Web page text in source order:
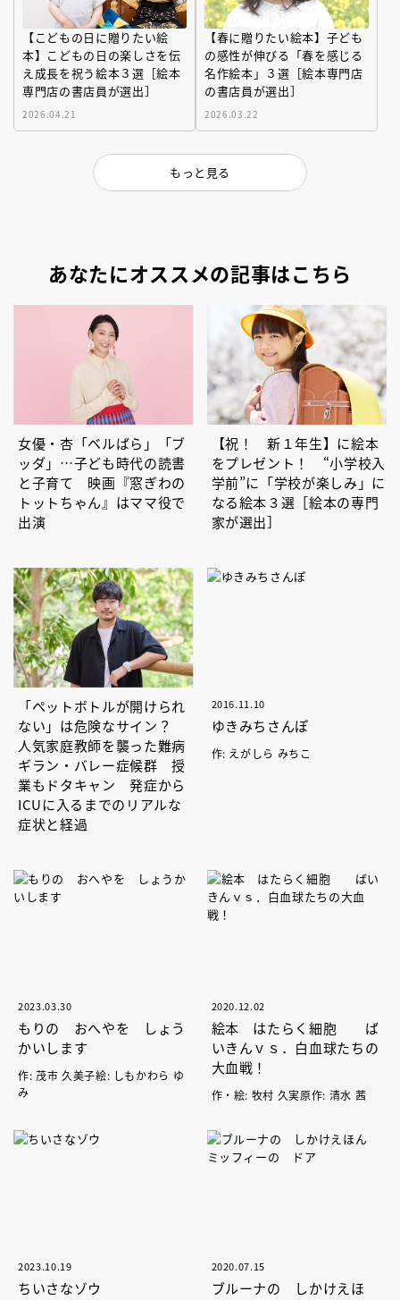
【こどもの日に贈りたい絵
本】こどもの日の楽しさを伝
え成長を祝う絵本３選［絵本
専門店の書店員が選出］
2026.04.21
【春に贈りたい絵本】子ども
の感性が伸びる「春を感じる
名作絵本」３選［絵本専門店
の書店員が選出］
2026.03.22
もっと見る
あなたにオススメの記事はこちら
女優・杏「ベルばら」「ブ
ッダ」…子ども時代の読書
と子育て 映画『窓ぎわの
トットちゃん』はママ役で
出演
【祝！ 新１年生】に絵本
をプレゼント！ “小学校入
学前”に「学校が楽しみ」に
なる絵本３選［絵本の専門
家が選出］
「ペットボトルが開けられ
ない」は危険なサイン？
人気家庭教師を襲った難病
ギラン・バレー症候群 授
業もドタキャン 発症から
ICUに入るまでのリアルな
症状と経過
2016.11.10
ゆきみちさんぽ
作: えがしら みちこ
2023.03.30
もりの おへやを しょう
かいします
作: 茂市 久美子絵: しもかわら ゆ
み
2020.12.02
絵本 はたらく細胞 ば
いきんｖｓ．白血球たちの
大血戦！
作・絵: 牧村 久実原作: 清水 茜
2023.10.19
ちいさなゾウ
2020.07.15
ブルーナの しかけえほ